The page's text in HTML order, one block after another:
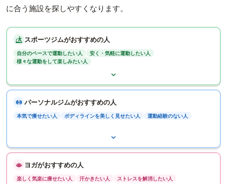
に合う施設を探しやすくなります。
スポーツジムがおすすめの人
自分のペースで運動したい人
安く・気軽に運動したい人
様々な運動をして楽しみたい人
パーソナルジムがおすすめの人
本気で痩せたい人 ボディラインを美しく見せたい人 運動経験のない人
ヨガがおすすめの人
楽しく気楽に痩せたい人 汗かきたい人 ストレスを解消したい人